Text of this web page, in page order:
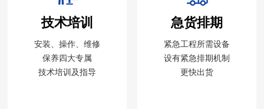
技术培训
安装、操作、维修
保养四大专属
技术培训及指导
急货排期
紧急工程所需设备
设有紧急排期机制
更快出货